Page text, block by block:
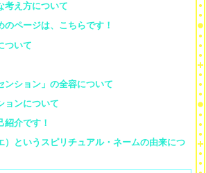
考え方について
ページは、こちらです！
ついて
ンション」の全容について
ョンについて
紹介です！
）というスピリチュアル・ネームの由来につ